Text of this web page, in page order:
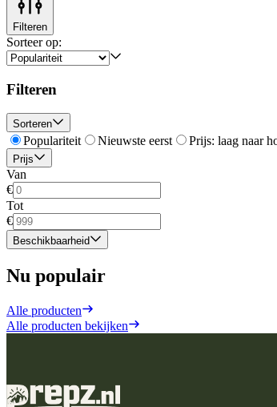
Filteren
Sorteer op:
Filteren
Sorteren
Populariteit Nieuwste eerst Prijs: laag naar
Prijs
Van
€
Tot
€
Beschikbaarheid
Nu populair
Alle producten
Alle producten bekijken